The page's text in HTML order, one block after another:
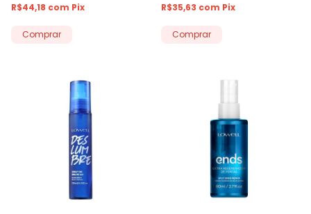
R$44,18 com Pix R$35,63 com Pix